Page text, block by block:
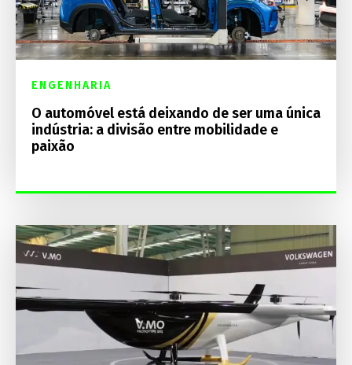
ENGENHARIA
O automóvel está deixando de ser uma única
indústria: a divisão entre mobilidade e
paixão